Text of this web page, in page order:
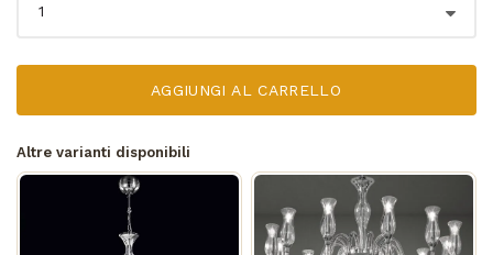
AGGIUNGI AL CARRELLO
Altre varianti disponibili